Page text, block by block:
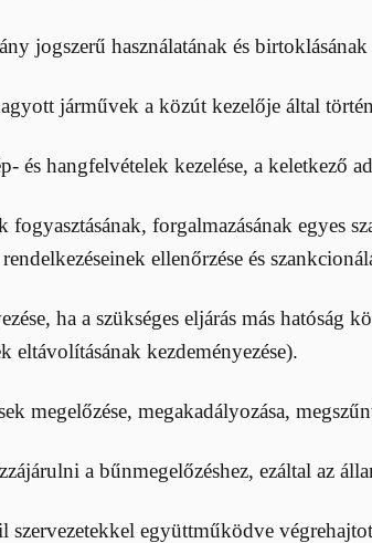
jogszerű használatának és birtoklásának
járművek a közút kezelője által
hangfelvételek kezelése, a keletkező
forgalmazásának egyes
ellenőrzése és
ha a szükséges eljárás más
eltávolításának kezdeményezése).
megelőzése, megakadályozása,
a bűnmegelőzéshez, ezáltal az
szervezetekkel együttműködve